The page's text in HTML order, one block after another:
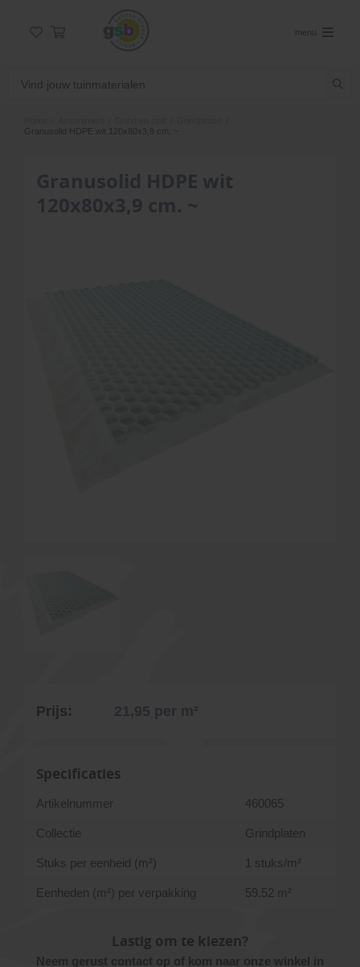
menu
Granusolid HDPE wit 120x80x3,9 cm. ~
Prijs:
Specificaties
Artikelnummer 460065
Collectie Grindplaten
Stuks per eenheid (m²) 1 stuks/m²
Eenheden (m²) per verpakking 59.52 m²
Lastig om te kiezen?
Neem gerust contact op of kom naar onze winkel in